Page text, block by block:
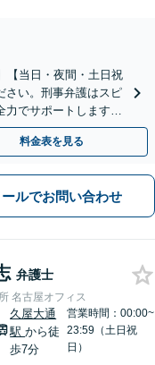
【当日・夜間・土日祝
さい。刑事弁護はスピ
力でサポートします。
料金表を見る
ールでお問い合わせ
弁護士
名古屋オフィス
久屋大通
駅から徒
歩7分
営業時間：00:00~
23:59（土日祝
日）